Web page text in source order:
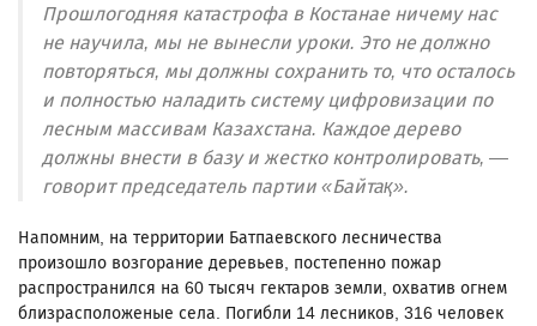
Прошлогодняя катастрофа в Костанае ничему нас
не научила, мы не вынесли уроки. Это не должно
повторяться, мы должны сохранить то, что осталось
и полностью наладить систему цифровизации по
лесным массивам Казахстана. Каждое дерево
должны внести в базу и жестко контролировать, —
говорит председатель партии «Байтақ».
Напомним, на территории Батпаевского лесничества
произошло возгорание деревьев, постепенно пожар
распространился на 60 тысяч гектаров земли, охватив огнем
близрасположеные села. Погибли 14 лесников, 316 человек